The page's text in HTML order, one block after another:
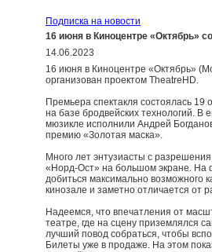
Подписка на новости
16 июня в Киноцентре «Октябрь»
14.06.2023
16 июня в Киноцентре «Октябрь»
организован проектом TheatreHD.
Премьера спектакля состоялась
на базе бродвейских технологий.
мюзикле исполнили Андрей
премию «Золотая маска».
Много лет энтузиасты с
«Норд-Ост» на большом экране. На
добиться максимально возможного
кинозале и заметно отличается от
Надеемся, что впечатления от
театре, где на сцену приземлялся
лучший повод собраться, чтобы
Билеты уже в продаже. На этом